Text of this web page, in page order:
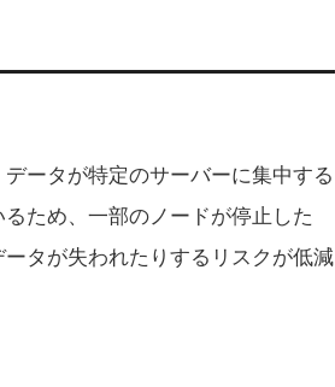
ータが特定のサーバーに集中する
ため、一部のノードが停止した
タが失われたりするリスクが低減